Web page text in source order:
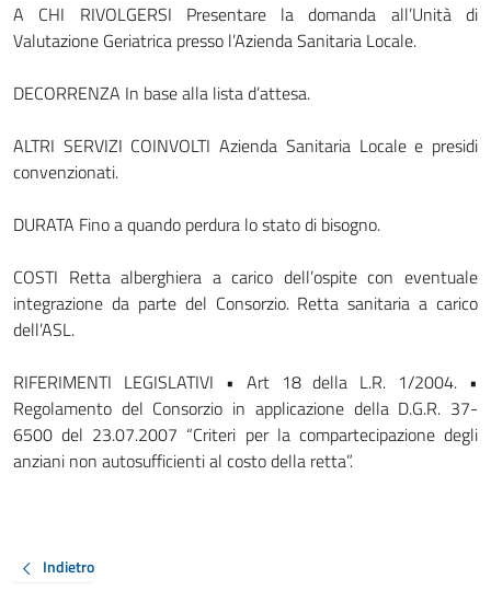
A CHI RIVOLGERSI Presentare la domanda all’Unità di
Valutazione Geriatrica presso l’Azienda Sanitaria Locale.
DECORRENZA In base alla lista d’attesa.
ALTRI SERVIZI COINVOLTI Azienda Sanitaria Locale e presidi
convenzionati.
DURATA Fino a quando perdura lo stato di bisogno.
COSTI Retta alberghiera a carico dell’ospite con eventuale
integrazione da parte del Consorzio. Retta sanitaria a carico
dell’ASL.
RIFERIMENTI LEGISLATIVI • Art 18 della L.R. 1/2004. •
Regolamento del Consorzio in applicazione della D.G.R. 37-
6500 del 23.07.2007 “Criteri per la compartecipazione degli
anziani non autosufficienti al costo della retta”.
Indietro